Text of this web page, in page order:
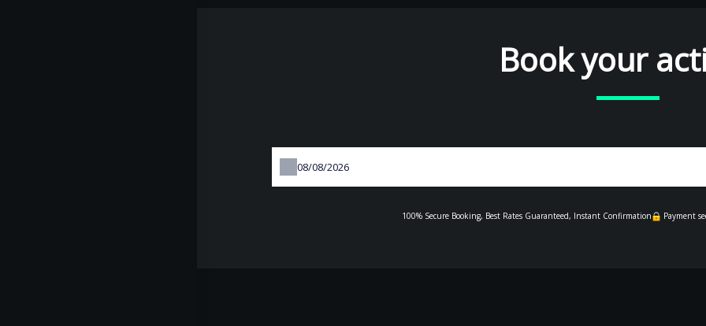
Book your
100% Secure Booking, Best Rates Guaranteed, Instant Confirmation Payment